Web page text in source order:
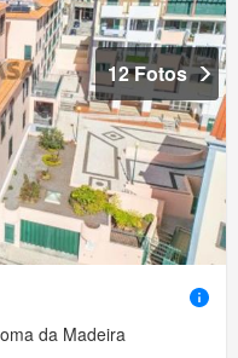
12 Fotos
da Madeira